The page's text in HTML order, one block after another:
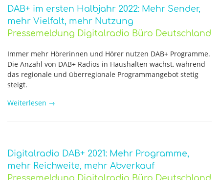
DAB+ im ersten Halbjahr 2022: Mehr Sender,
mehr Vielfalt, mehr Nutzung
Pressemeldung Digitalradio Büro Deutschland
Immer mehr Hörerinnen und Hörer nutzen DAB+ Programme.
Die Anzahl von DAB+ Radios in Haushalten wächst, während
das regionale und überregionale Programmangebot stetig
steigt.
Weiterlesen →
Digitalradio DAB+ 2021: Mehr Programme,
mehr Reichweite, mehr Abverkauf